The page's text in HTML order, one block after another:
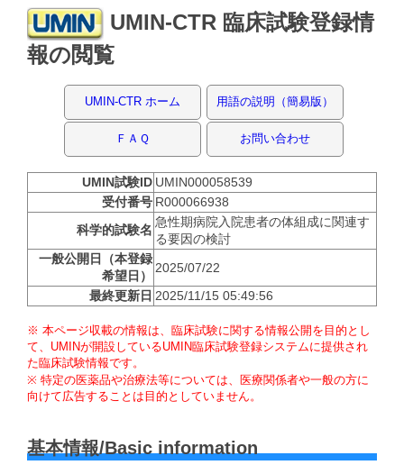
UMIN-CTR 臨床試験登録情
報の閲覧
UMIN-CTR ホーム 用語の説明（簡易版）
ＦＡＱ お問い合わせ
UMIN試験ID UMIN000058539
受付番号 R000066938
科学的試験名
急性期病院入院患者の体組成に関連す
る要因の検討
一般公開日（本登録
希望日）
2025/07/22
最終更新日 2025/11/15 05:49:56
※ 本ページ収載の情報は、臨床試験に関する情報公開を目的とし
て、UMINが開設しているUMIN臨床試験登録システムに提供され
た臨床試験情報です。
※ 特定の医薬品や治療法等については、医療関係者や一般の方に
向けて広告することは目的としていません。
基本情報/Basic information